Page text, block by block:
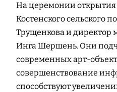
На церемонии открытия
Костенского сельского
Трущенкова и директор
Инга Шершень. Они
современных арт-
совершенствование
способствуют